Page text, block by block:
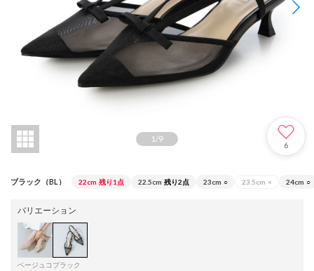
1 /9
6
ブラック（BL） 22cm 残り1点 22.5cm 残り2点 23cm ○ 23.5cm × 24cm ○
バリエーション
ベージュコ ブラック